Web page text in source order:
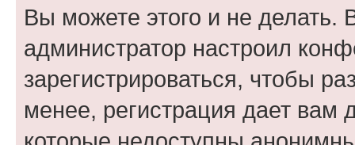
Вы можете этого и не делать.
администратор настроил
зарегистрироваться, чтобы
менее, регистрация дает вам